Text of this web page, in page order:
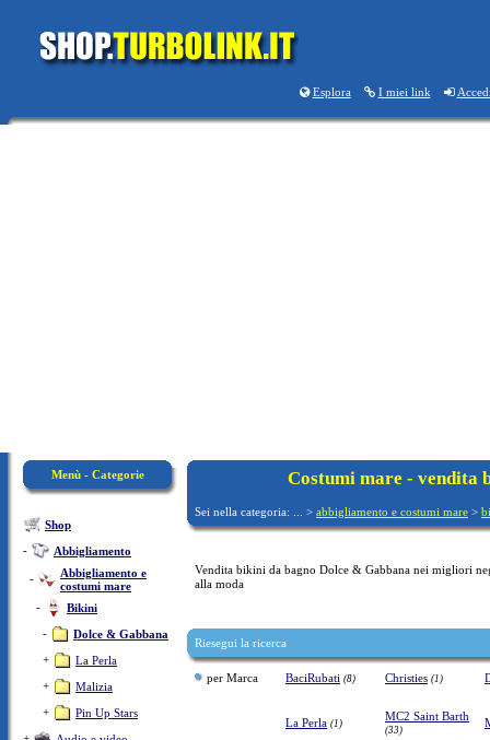
Esplora I miei link
Menù - Categorie
Shop
-
Abbigliamento
-
Abbigliamento e
costumi mare
-
Bikini
-
Dolce & Gabbana
+
La Perla
+
Malizia
+
Pin Up Stars
Costumi mare - vendita
Sei nella categoria: ... > abbigliamento e costumi mare >
Vendita bikini da bagno Dolce & Gabbana nei migliori
alla moda
Riesegui la ricerca
per Marca BaciRubati (8) Christies (1)
La Perla (1)
MC2 Saint Barth
(33)